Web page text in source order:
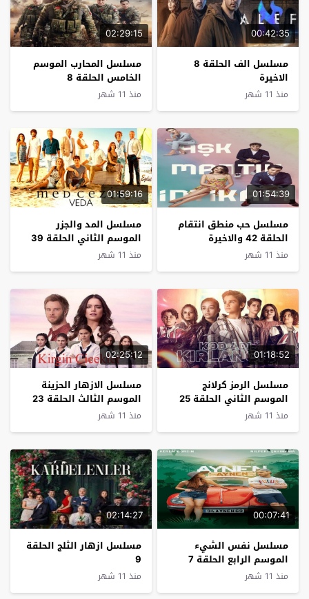
00:42:35
مسلسل الف الحلقة 8
الاخيرة
منذ 11 شهر
02:29:15
مسلسل المحارب الموسم
الخامس الحلقة 8
منذ 11 شهر
01:54:39
مسلسل حب منطق انتقام
الحلقة 42 والاخيرة
منذ 11 شهر
01:59:16
مسلسل المد والجزر
الموسم الثاني الحلقة 39
والاخيرة
منذ 11 شهر
01:18:52
مسلسل الرمز كرلانج
الموسم الثاني الحلقة 25
منذ 11 شهر
02:25:12
مسلسل الازهار الحزينة
الموسم الثالث الحلقة 23
منذ 11 شهر
00:07:41
مسلسل نفس الشيء
الموسم الرابع الحلقة 7
والاخيرة
منذ 11 شهر
02:14:27
مسلسل ازهار الثلج الحلقة
9
منذ 11 شهر